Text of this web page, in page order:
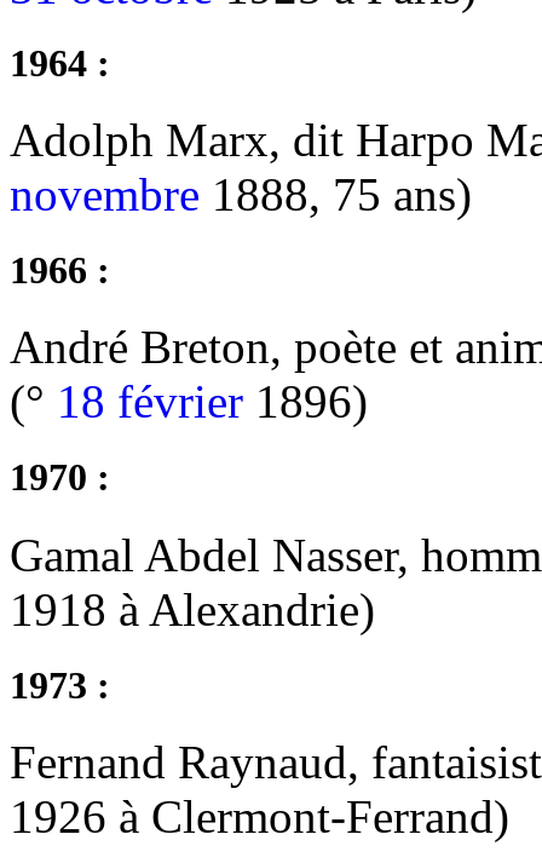
1964 :
Adolph Marx, dit Harpo
novembre 1888, 75 ans)
1966 :
André Breton, poète et
(° 18 février 1896)
1970 :
Gamal Abdel Nasser,
1918 à Alexandrie)
1973 :
Fernand Raynaud,
1926 à Clermont-Ferrand)